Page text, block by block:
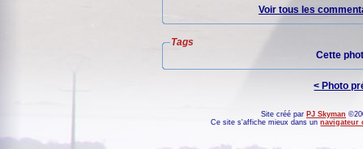
Voir tous les
Tags
Cette
< Photo
Site créé par PJ Skyman
Ce site s'affiche mieux dans unnavigateur